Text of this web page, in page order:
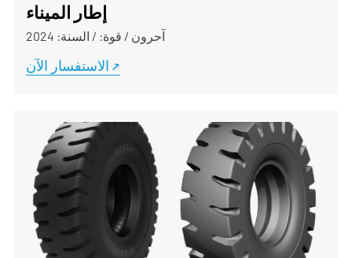
إطار الميناء
آحرون / قوة: / السنة: 2024
الاستفسار الآن